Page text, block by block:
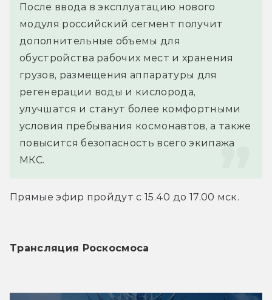
После ввода в эксплуатацию нового
модуля российский сегмент получит
дополнительные объемы для
обустройства рабочих мест и хранения
грузов, размещения аппаратуры для
регенерации воды и кислорода,
улучшатся и станут более комфортными
условия пребывания космонавтов, а также
повысится безопасность всего экипажа
МКС.
Прямые эфир пройдут с 15.40 до 17.00 мск.
Трансляция Роскосмоса